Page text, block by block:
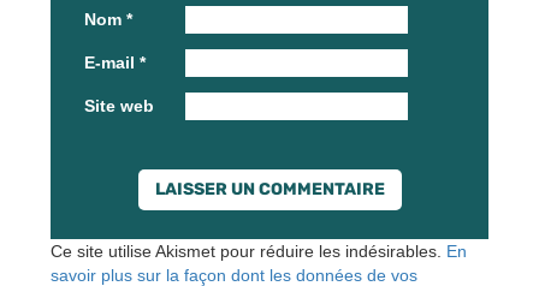
Nom *
E-mail *
Site web
Ce site utilise Akismet pour réduire les indésirables. En
savoir plus sur la façon dont les données de vos